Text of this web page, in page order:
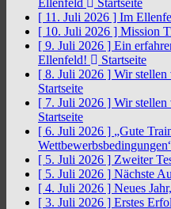
Ellenfeld
Startseite
[ 11. Juli 2026 ] Im
[ 10. Juli 2026 ] Mission
[ 9. Juli 2026 ] Ein
Ellenfeld!
Startseite
[ 8. Juli 2026 ] Wir
Startseite
[ 7. Juli 2026 ] Wir stellen
Startseite
[ 6. Juli 2026 ] „Gute
[ 5. Juli 2026 ] Zweiter
[ 5. Juli 2026 ] Nächste
[ 4. Juli 2026 ] Neues
[ 3. Juli 2026 ] Erstes